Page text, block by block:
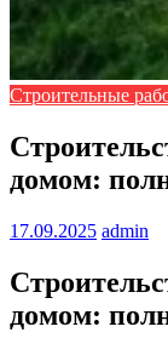
Строительные
домом:
17.09.2025 admin
домом: